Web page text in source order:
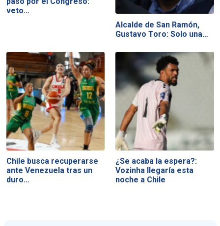
veto…
Alcalde de San Ramón,
Gustavo Toro: Solo una…
Chile busca recuperarse
ante Venezuela tras un
duro…
¿Se acaba la espera?:
Vozinha llegaría esta
noche a Chile